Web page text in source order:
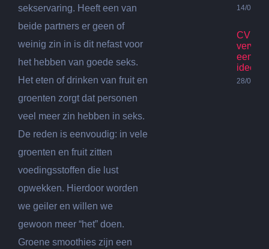
sekservaring. Heeft een van
beide partners er geen of
weinig zin in is dit nefast voor
het hebben van goede seks.
Het eten of drinken van fruit en
groenten zorgt dat personen
veel meer zin hebben in seks.
De reden is eenvoudig: in vele
groenten en fruit zitten
voedingsstoffen die lust
opwekken. Hierdoor worden
we geiler en willen we
gewoon meer “het” doen.
Groene smoothies zijn een
14/07/
CV
een
idee?
28/06/